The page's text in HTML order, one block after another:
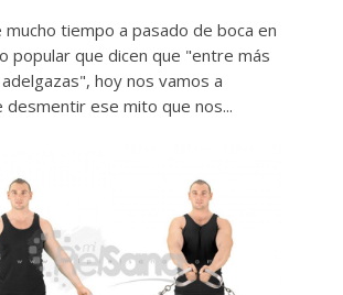
mucho tiempo a pasado de boca en
popular que dicen que "entre más
hoy nos vamos a
desmentir ese mito que nos...